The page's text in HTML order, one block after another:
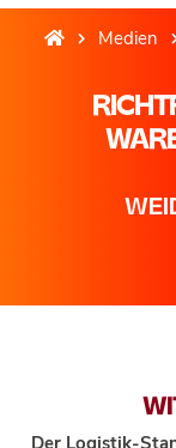
Medien
Der Logistik-